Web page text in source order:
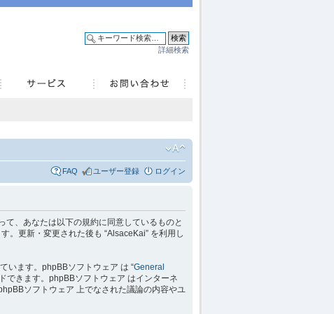
詳細検索
FAQ ユーザー登録 ログイン
て、あなたは以下の規約に同意しているものと
。更新・変更された後も “AlsaceKai” を利用し
います。phpBBソフトウェア は “General
できます。phpBBソフトウェア はインターネ
ソフトウェア 上でなされた議論の内容やユ